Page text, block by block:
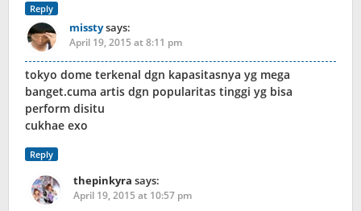
Reply
misstysays:
April 19, 2015 at 8:11 pm
tokyo dome terkenal dgn kapasitasnya yg mega
banget.cuma artis dgn popularitas tinggi yg bisa
perform disitu
cukhae exo
Reply
thepinkyra says:
April 19, 2015 at 10:57 pm